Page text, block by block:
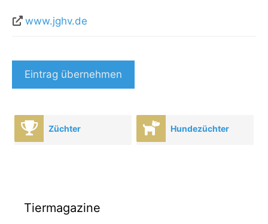
www.jghv.de
Eintrag übernehmen
Züchter Hundezüchter
Tiermagazine